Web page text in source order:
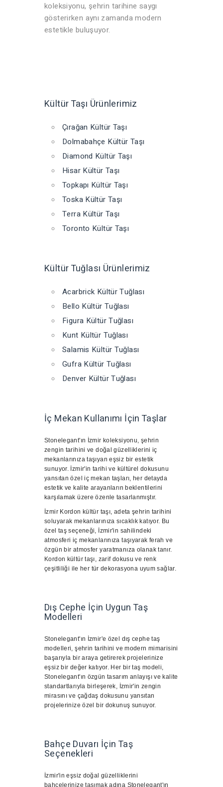
koleksiyonu, şehrin tarihine saygı
gösterirken aynı zamanda modern
estetikle buluşuyor.
Kültür Taşı Ürünlerimiz
Çırağan Kültür Taşı
Dolmabahçe Kültür Taşı
Diamond Kültür Taşı
Hisar Kültür Taşı
Topkapı Kültür Taşı
Toska Kültür Taşı
Terra Kültür Taşı
Toronto Kültür Taşı
Kültür Tuğlası Ürünlerimiz
Acarbrick Kültür Tuğlası
Bello Kültür Tuğlası
Figura Kültür Tuğlası
Kunt Kültür Tuğlası
Salamis Kültür Tuğlası
Gufra Kültür Tuğlası
Denver Kültür Tuğlası
İç Mekan Kullanımı İçin Taşlar
Stonelegant'ın İzmir koleksiyonu, şehrin
zengin tarihini ve doğal güzelliklerini iç
mekanlarınıza taşıyan eşsiz bir estetik
sunuyor. İzmir'in tarihi ve kültürel dokusunu
yansıtan özel iç mekan taşları, her detayda
estetik ve kalite arayanların beklentilerini
karşılamak üzere özenle tasarlanmıştır.
İzmir Kordon kültür taşı, adeta şehrin tarihini
soluyarak mekanlarınıza sıcaklık katıyor. Bu
özel taş seçeneği, İzmir'in sahilindeki
atmosferi iç mekanlarınıza taşıyarak ferah ve
özgün bir atmosfer yaratmanıza olanak tanır.
Kordon kültür taşı, zarif dokusu ve renk
çeşitliliği ile her tür dekorasyona uyum sağlar.
Dış Cephe İçin Uygun Taş
Modelleri
Stonelegant'ın İzmir'e özel dış cephe taş
modelleri, şehrin tarihini ve modern mimarisini
başarıyla bir araya getirerek projelerinize
eşsiz bir değer katıyor. Her bir taş modeli,
Stonelegant'ın özgün tasarım anlayışı ve kalite
standartlarıyla birleşerek, İzmir'in zengin
mirasını ve çağdaş dokusunu yansıtan
projelerinize özel bir dokunuş sunuyor.
Bahçe Duvarı İçin Taş
Seçenekleri
İzmir'in eşsiz doğal güzelliklerini
bahçelerinize taşımak adına Stonelegant'ın